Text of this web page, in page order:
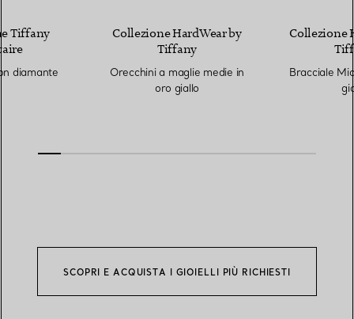
Tiffany
diamante
Collezione HardWear by
Tiffany
Orecchini a maglie medie in
oro giallo
Collezione
Bracciale
SCOPRI E ACQUISTA I GIOIELLI PIÙ RICHIESTI